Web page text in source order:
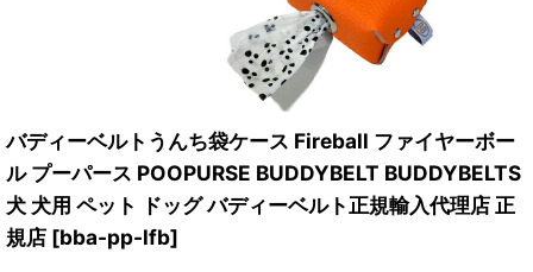
バディーベルトうんち袋ケース Fireball ファイヤーボー
ル プーパース POOPURSE BUDDYBELT BUDDYBELTS
犬 犬用 ペット ドッグ バディーベルト正規輸入代理店 正
規店 [bba-pp-lfb]